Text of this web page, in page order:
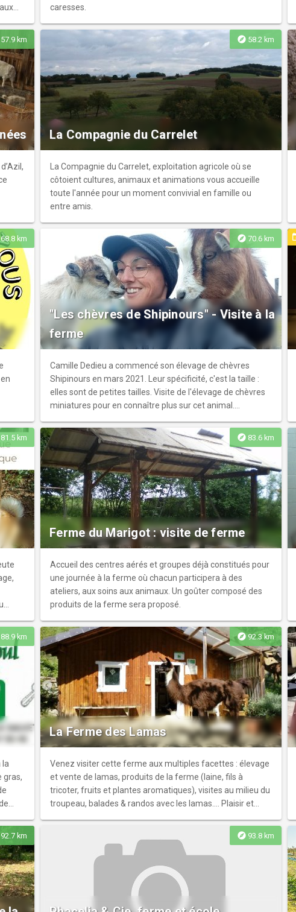
caresses.
57.9 km explore 58.2 km
La Compagnie du Carrelet
La Compagnie du Carrelet, exploitation agricole où se
côtoient cultures, animaux et animations vous accueille
toute l'année pour un moment convivial en famille ou
entre amis.
68.8 km explore 70.6 km
"Les chèvres de Shipinours" - Visite à la
ferme
Camille Dedieu a commencé son élevage de chèvres
Shipinours en mars 2021. Leur spécificité, c'est la taille :
elles sont de petites tailles. Visite de l'élevage de chèvres
miniatures pour en connaître plus sur cet animal.
81.5 km explore 83.6 km
Ferme du Marigot : visite de ferme
Accueil des centres aérés et groupes déjà constitués pour
une journée à la ferme où chacun participera à des
ateliers, aux soins aux animaux. Un goûter composé des
produits de la ferme sera proposé.
88.9 km
la
gras,
explore 92.3 km
La Ferme des Lamas
Venez visiter cette ferme aux multiples facettes : élevage
et vente de lamas, produits de la ferme (laine, fils à
tricoter, fruits et plantes aromatiques), visites au milieu du
troupeau, balades & randos avec les lamas…. Plaisir et
92.7 km explore 93.8 km